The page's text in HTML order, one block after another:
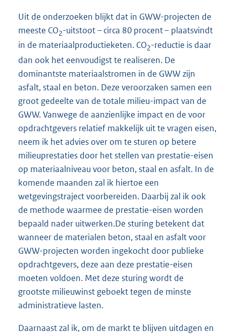
Uit de onderzoeken blijkt dat in GWW-projecten de
meeste CO2-uitstoot – circa 80 procent – plaatsvindt
in de materiaalproductieketen. CO2-reductie is daar
dan ook het eenvoudigst te realiseren. De
dominantste materiaalstromen in de GWW zijn
asfalt, staal en beton. Deze veroorzaken samen een
groot gedeelte van de totale milieu-impact van de
GWW. Vanwege de aanzienlijke impact en de voor
opdrachtgevers relatief makkelijk uit te vragen eisen,
neem ik het advies over om te sturen op betere
milieuprestaties door het stellen van prestatie-eisen
op materiaalniveau voor beton, staal en asfalt. In de
komende maanden zal ik hiertoe een
wetgevingstraject voorbereiden. Daarbij zal ik ook
de methode waarmee de prestatie-eisen worden
bepaald nader uitwerken.De sturing betekent dat
wanneer de materialen beton, staal en asfalt voor
GWW-projecten worden ingekocht door publieke
opdrachtgevers, deze aan deze prestatie-eisen
moeten voldoen. Met deze sturing wordt de
grootste milieuwinst geboekt tegen de minste
administratieve lasten.
Daarnaast zal ik, om de markt te blijven uitdagen en